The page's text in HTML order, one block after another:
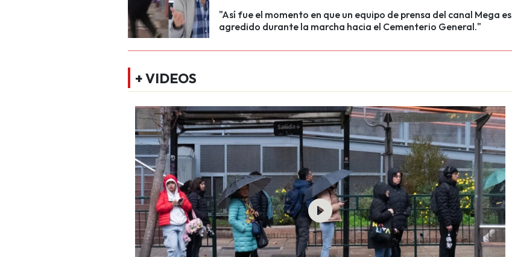
"Así fue el momento en que un equipo de prensa del canal Mega es
agredido durante la marcha hacia el Cementerio General."
+ VIDEOS